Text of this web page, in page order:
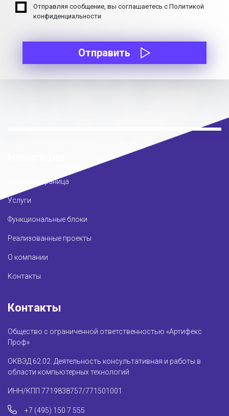
Отправляя сообщение, вы соглашаетесь с Политикой
конфиденциальности
Отправить
Главная страница
Услуги
Функциональные блоки
Реализованные проекты
О компании
Контакты
Контакты
Общество с ограниченной ответственностью «Артифекс
Проф»
ОКВЭД 62.02. Деятельность консультативная и работы в
области компьютерных технологий
ИНН/КПП 7719838757/771501001
+7 (495) 150 7 555